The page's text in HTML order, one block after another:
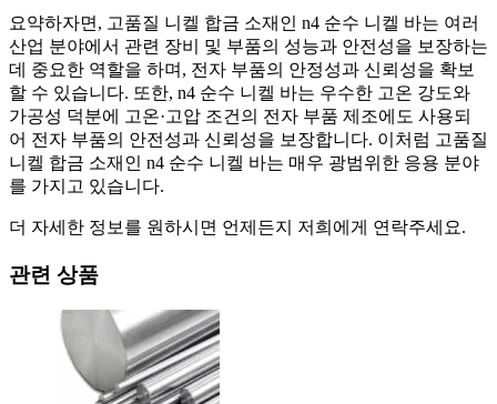
요약하자면, 고품질 니켈 합금 소재인 n4 순수 니켈 바는 여러
산업 분야에서 관련 장비 및 부품의 성능과 안전성을 보장하는
데 중요한 역할을 하며, 전자 부품의 안정성과 신뢰성을 확보
할 수 있습니다. 또한, n4 순수 니켈 바는 우수한 고온 강도와
가공성 덕분에 고온·고압 조건의 전자 부품 제조에도 사용되
어 전자 부품의 안전성과 신뢰성을 보장합니다. 이처럼 고품질
니켈 합금 소재인 n4 순수 니켈 바는 매우 광범위한 응용 분야
를 가지고 있습니다.
더 자세한 정보를 원하시면 언제든지 저희에게 연락주세요.
관련 상품